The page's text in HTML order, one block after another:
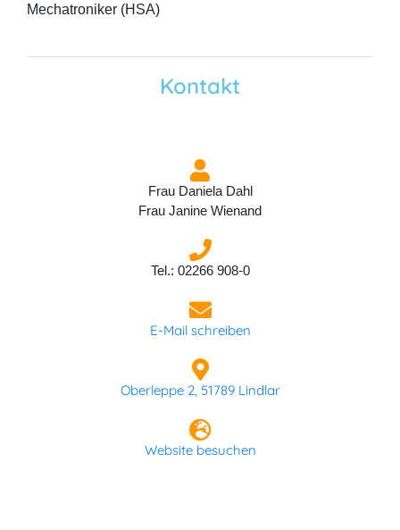
Mechatroniker (HSA)
Kontakt
Frau Daniela Dahl
Frau Janine Wienand
Tel.: 02266 908-0
E-Mail schreiben
Oberleppe 2, 51789 Lindlar
Website besuchen